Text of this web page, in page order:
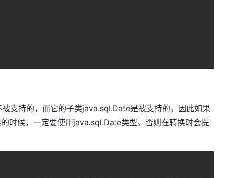
持的，而它的子类java.sql.Date是被支持的。因此如果
时候，一定要使用java.sql.Date类型。否则在转换时会提